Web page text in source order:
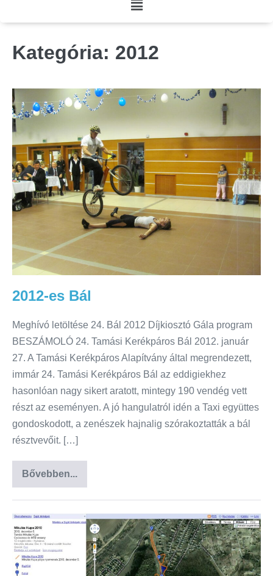
Kategória: 2012
2012-es Bál
Meghívó letöltése 24. Bál 2012 Díjkiosztó Gála program
BESZÁMOLÓ 24. Tamási Kerékpáros Bál 2012. január
27. A Tamási Kerékpáros Alapítvány által megrendezett,
immár 24. Tamási Kerékpáros Bál az eddigiekhez
hasonlóan nagy sikert aratott, mintegy 190 vendég vett
részt az eseményen. A jó hangulatról idén a Taxi együttes
gondoskodott, a zenészek hajnalig szórakoztatták a bál
résztvevőit. […]
Bővebben...